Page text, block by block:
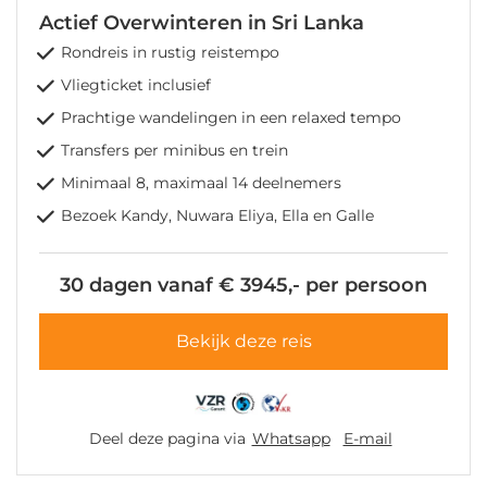
Actief Overwinteren in Sri Lanka
Rondreis in rustig reistempo
Vliegticket inclusief
Prachtige wandelingen in een relaxed tempo
Transfers per minibus en trein
Minimaal 8, maximaal 14 deelnemers
Bezoek Kandy, Nuwara Eliya, Ella en Galle
30 dagen vanaf € 3945,- per persoon
Bekijk deze reis
Deel deze pagina via Whatsapp E-mail